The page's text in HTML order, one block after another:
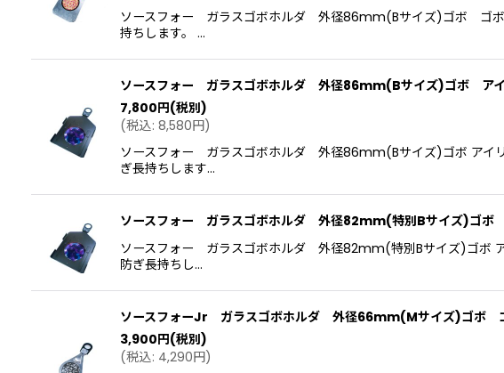
ソースフォー ガラスゴボホルダ 外径86mm(Bサイズ)ゴボ ゴボ
持ちします。 …
ソースフォー ガラスゴボホルダ 外径86mm(Bサイズ)ゴボ アイ
7,800円(税別)
(税込: 8,580円)
ソースフォー ガラスゴボホルダ 外径86mm(Bサイズ)ゴボ アイリ
ぎ長持ちします…
ソースフォー ガラスゴボホルダ 外径82mm(特別Bサイズ)ゴボ
ソースフォー ガラスゴボホルダ 外径82mm(特別Bサイズ)ゴボ ア
防ぎ長持ちし…
ソースフォーJr ガラスゴボホルダ 外径66mm(Mサイズ)ゴボ
3,900円(税別)
(税込: 4,290円)